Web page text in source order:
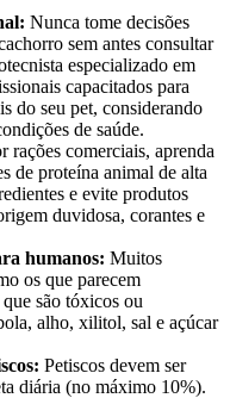
Nunca tome decisões
sem antes consultar
especializado em
capacitados para
do seu pet, considerando
de saúde.
rações comerciais, aprenda
de proteína animal de alta
e evite produtos
duvidosa, corantes e
humanos: Muitos
os que parecem
são tóxicos ou
alho, xilitol, sal e açúcar
Petiscos devem ser
diária (no máximo 10%).